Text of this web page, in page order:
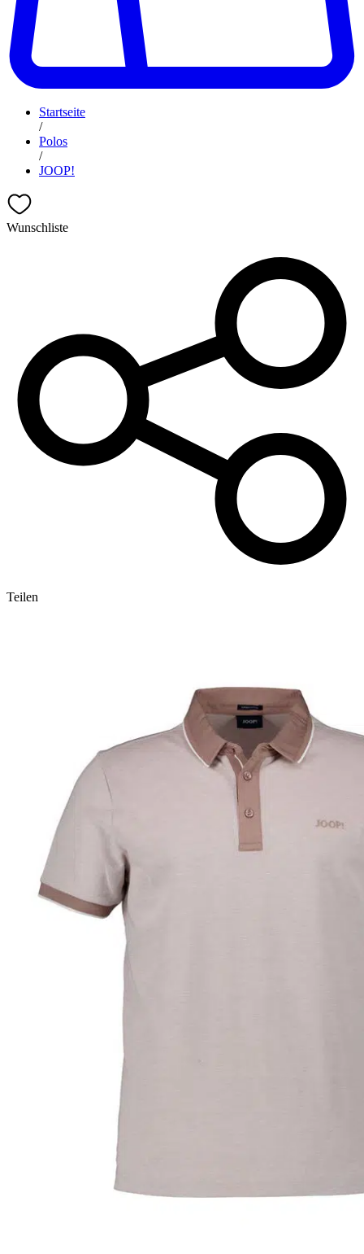
Startseite
/
Polos
/
JOOP!
Wunschliste
Teilen